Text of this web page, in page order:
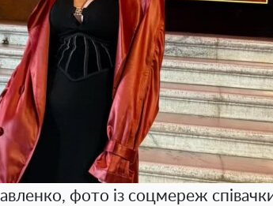
фото із соцмереж